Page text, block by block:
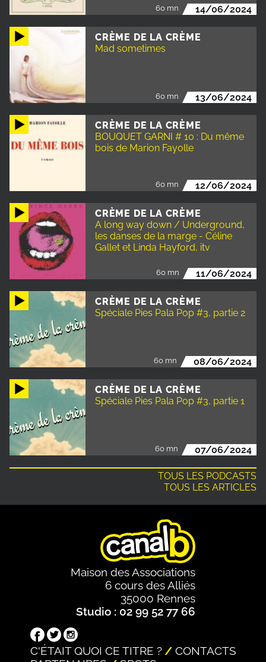
60 mn 14/06/2024
CRÈME DE LA CRÈME
Mad sometimes
60 mn 13/06/2024
CRÈME DE LA CRÈME
BOUQUET GARNI # 10 : Du même
bois de Marion Fayolle
60 mn 12/06/2024
CRÈME DE LA CRÈME
A long way down / Underground,
les danses de la marge - Céline
Gallet et Linda Hayford, itv
60 mn 11/06/2024
CRÈME DE LA CRÈME
Spéciale Pies Pala Pop #3, partie 2
60 mn 08/06/2024
CRÈME DE LA CRÈME
Spéciale Pies Pala Pop #3, partie 1
60 mn 07/06/2024
TOUS LES PODCASTS
TOUS LES ARTICLES
Maison des Associations
6 cours des Alliés
35000 Rennes
Studio : 02 99 52 77 66
C'ÉTAIT QUOI CE TITRE ?
CONTACTS